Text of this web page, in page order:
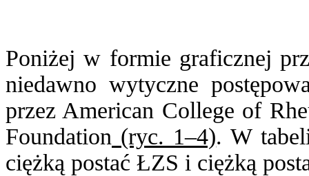
Poniżej w formie graficznej
niedawno wytyczne
przez American College of
Foundation (ryc. 1–4). W
ciężką postać ŁZS i ciężką